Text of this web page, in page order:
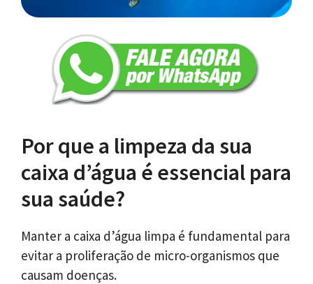
Por que a limpeza da sua
caixa d’água é essencial para
sua saúde?
Manter a caixa d’água limpa é fundamental para
evitar a proliferação de micro-organismos que
causam doenças.